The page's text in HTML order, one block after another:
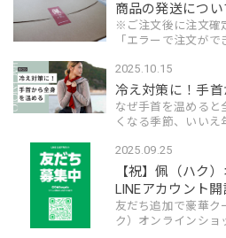
商品の発送につい
※ご注文後に注文確
「エラーで注文が
ショップのメッセー
ールアドレスをお知
2025.10.15
冷え対策に！手
なぜ手首を温めると
くなる季節、いいえ
（首、手首、足首）
です。中でも手首は
2025.09.25
【祝】佩（ハク
LINEアカウント開
友だち追加で豪華ク
ク）オンラインショ